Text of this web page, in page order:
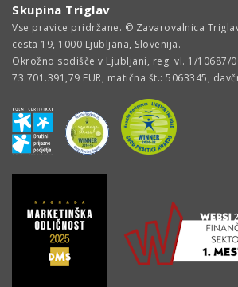
Skupina Triglav
Vse pravice pridržane. © Zavarovalnica
cesta 19, 1000 Ljubljana, Slovenija.
Okrožno sodišče v Ljubljani, reg. vl. 1/10687/
73.701.391,79 EUR, matična št.: 5063345,